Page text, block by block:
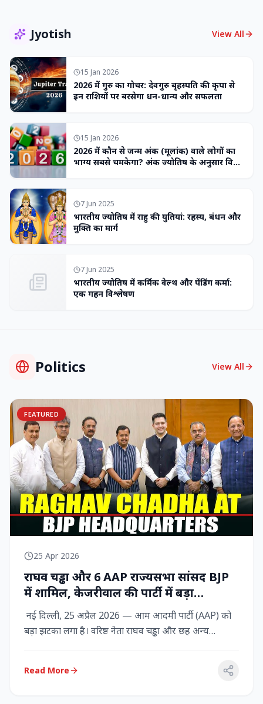
Jyotish View All
15 Jan 2026
2026 में गुरु का गोचर: देवगुरु बृहस्पति की कृपा से
इन राशियों पर बरसेगा धन-धान्य और सफलता
15 Jan 2026
2026 में कौन से जन्म अंक (मूलांक) वाले लोगों का
भाग्य सबसे चमकेगा? अंक ज्योतिष के अनुसार विशेष
7 Jun 2025
भारतीय ज्योतिष में राहु की युतियां: रहस्य, बंधन और
मुक्ति का मार्ग
7 Jun 2025
भारतीय ज्योतिष में कर्मिक वेल्थ और पेंडिंग कर्मा:
एक गहन विश्लेषण
Politics View All
FEATURED
25 Apr 2026
राघव चड्ढा और 6 AAP राज्‍यसभा सांसद BJP
में शामिल, केजरीवाल की पार्टी में बड़ा
राजनीतिक विद्रोह
नई दिल्ली, 25 अप्रैल 2026 — आम आदमी पार्टी (AAP) को
बड़ा झटका लगा है। वरिष्ठ नेता राघव चड्ढा और छह अन्य
Read More